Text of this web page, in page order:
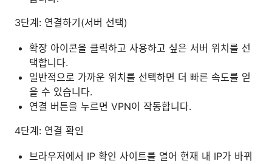
3단계: 연결하기(서버 선택)
확장 아이콘을 클릭하고 사용하고 싶은 서버 위치를 선
택합니다.
일반적으로 가까운 위치를 선택하면 더 빠른 속도를 얻
을 수 있습니다.
연결 버튼을 누르면 VPN이 작동합니다.
4단계: 연결 확인
브라우저에서 IP 확인 사이트를 열어 현재 내 IP가 바뀌